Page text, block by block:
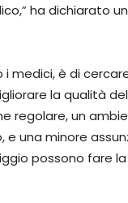
ha dichiarato
i medici, è di
la qualità
regolare, un
e una minore
possono fare